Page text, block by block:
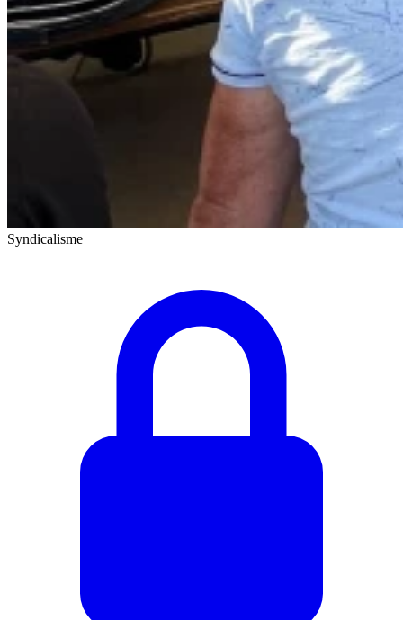
Syndicalisme